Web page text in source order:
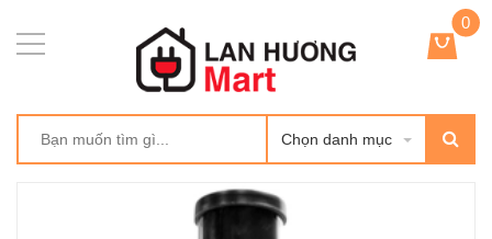
Chọn danh mục
0